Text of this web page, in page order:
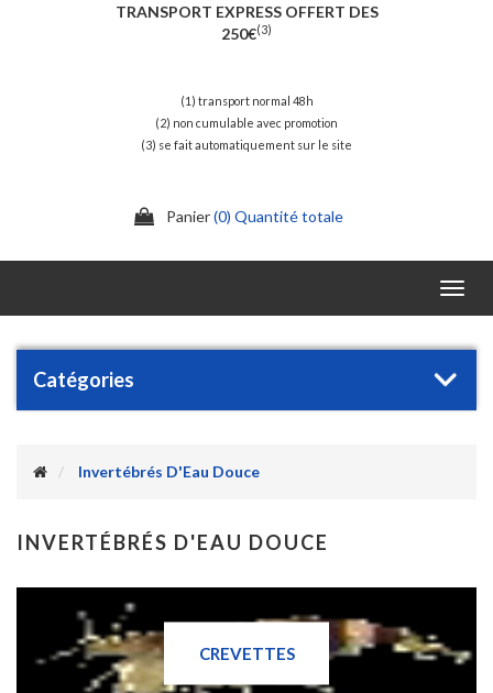
TRANSPORT EXPRESS OFFERT DES
250€(3)
(1) transport normal 48h
(2) non cumulable avec promotion
(3) se fait automatiquement sur le site
Panier(0) Quantité totale
Catégories
Invertébrés D'Eau Douce
INVERTÉBRÉS D'EAU DOUCE
CREVETTES